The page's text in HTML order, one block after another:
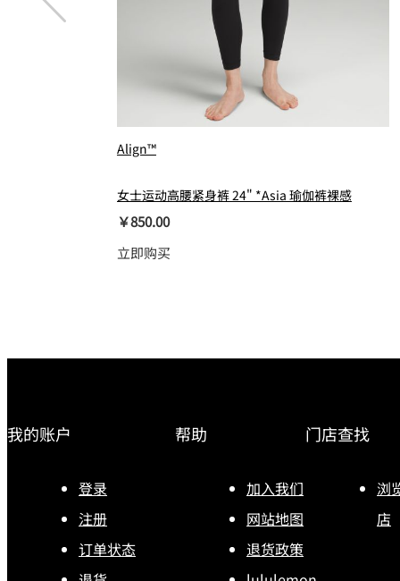
Align™
女士运动高腰紧身裤 24" *Asia 瑜伽裤裸感
￥850.00
立即购买
我的账户
登录
注册
订单状态
帮助
加入我们
网站地图
退货政策
门店查找
浏
店